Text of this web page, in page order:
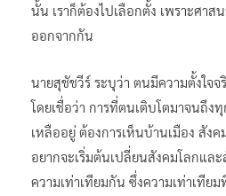
นั้น เราก็ต้องไปเลือกตั้ง เพราะศาส
ออกจากกัน
นายสุชัชวีร์ ระบุว่า ตนมีความตั้งใจจ
โดยเชื่อว่า การที่ตนเติบโตมาจนถึง
เหลืออยู่ ต้องการเห็นบ้านเมือง สัง
อยากจะเริ่มต้นเปลี่ยนสังคมโลกและ
ความเท่าเทียมกัน ซึ่งความเท่าเทีย